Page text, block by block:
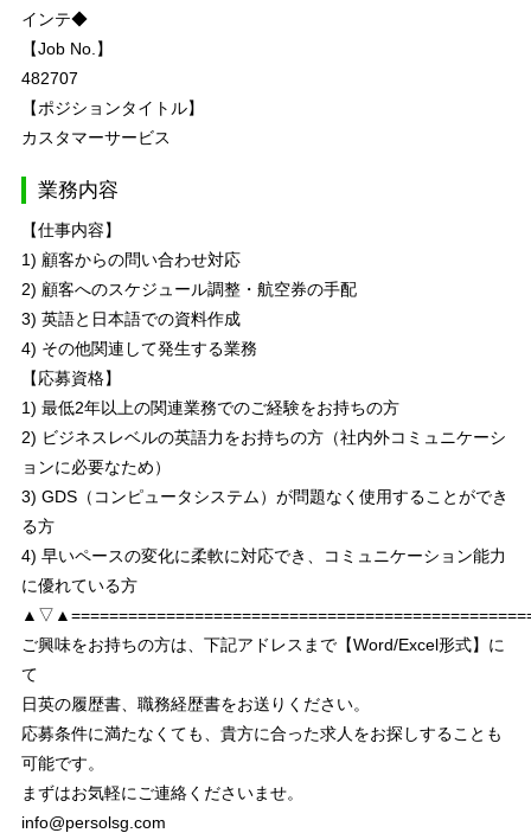
インテ◆
【Job No.】
482707
【ポジションタイトル】
カスタマーサービス
業務内容
【仕事内容】
1) 顧客からの問い合わせ対応
2) 顧客へのスケジュール調整・航空券の手配
3) 英語と日本語での資料作成
4) その他関連して発生する業務
【応募資格】
1) 最低2年以上の関連業務でのご経験をお持ちの方
2) ビジネスレベルの英語力をお持ちの方（社内外コミュニケーシ
ョンに必要なため）
3) GDS（コンピュータシステム）が問題なく使用することができ
る方
4) 早いペースの変化に柔軟に対応でき、コミュニケーション能力
に優れている方
ご興味をお持ちの方は、下記アドレスまで【Word/Excel形式】に
て
日英の履歴書、職務経歴書をお送りください。
応募条件に満たなくても、貴方に合った求人をお探しすることも
可能です。
まずはお気軽にご連絡くださいませ。
info@persolsg.com